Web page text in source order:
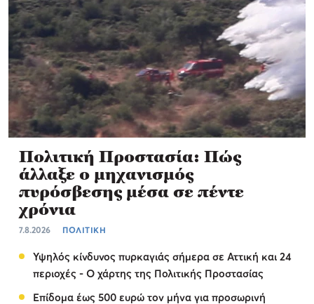
Πολιτική Προστασία: Πώς
άλλαξε ο μηχανισμός
πυρόσβεσης μέσα σε πέντε
χρόνια
7.8.2026 ΠΟΛΙΤΙΚΗ
Υψηλός κίνδυνος πυρκαγιάς σήμερα σε Αττική και 24
περιοχές - Ο χάρτης της Πολιτικής Προστασίας
Επίδομα έως 500 ευρώ τον μήνα για προσωρινή